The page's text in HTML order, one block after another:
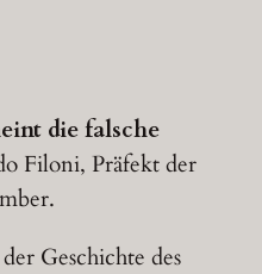
die falsche
Filoni, Präfekt der
Geschichte des